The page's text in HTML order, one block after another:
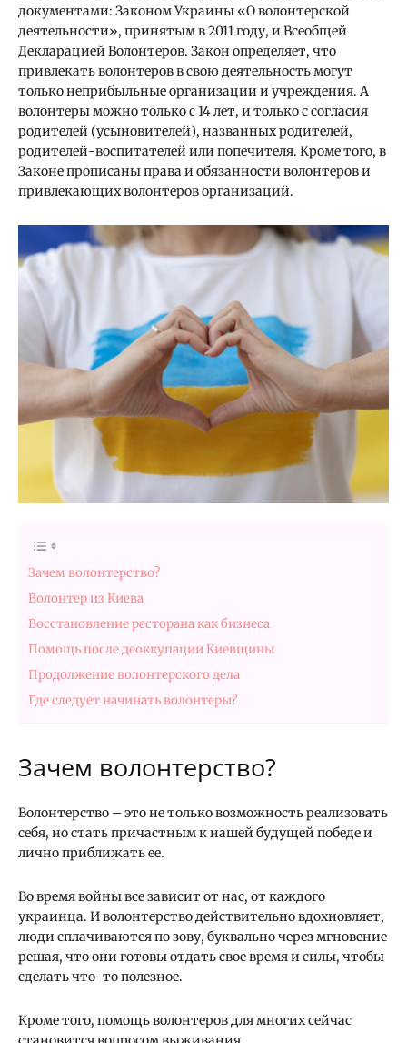
документами: Законом Украины «О волонтерской
деятельности», принятым в 2011 году, и Всеобщей
Декларацией Волонтеров. Закон определяет, что
привлекать волонтеров в свою деятельность могут
только неприбыльные организации и учреждения. А
волонтеры можно только с 14 лет, и только с согласия
родителей (усыновителей), названных родителей,
родителей-воспитателей или попечителя. Кроме того, в
Законе прописаны права и обязанности волонтеров и
привлекающих волонтеров организаций.
Зачем волонтерство?
Волонтер из Киева
Восстановление ресторана как бизнеса
Помощь после деоккупации Киевщины
Продолжение волонтерского дела
Где следует начинать волонтеры?
Зачем волонтерство?
Волонтерство – это не только возможность реализовать
себя, но стать причастным к нашей будущей победе и
лично приближать ее.
Во время войны все зависит от нас, от каждого
украинца. И волонтерство действительно вдохновляет,
люди сплачиваются по зову, буквально через мгновение
решая, что они готовы отдать свое время и силы, чтобы
сделать что-то полезное.
Кроме того, помощь волонтеров для многих сейчас